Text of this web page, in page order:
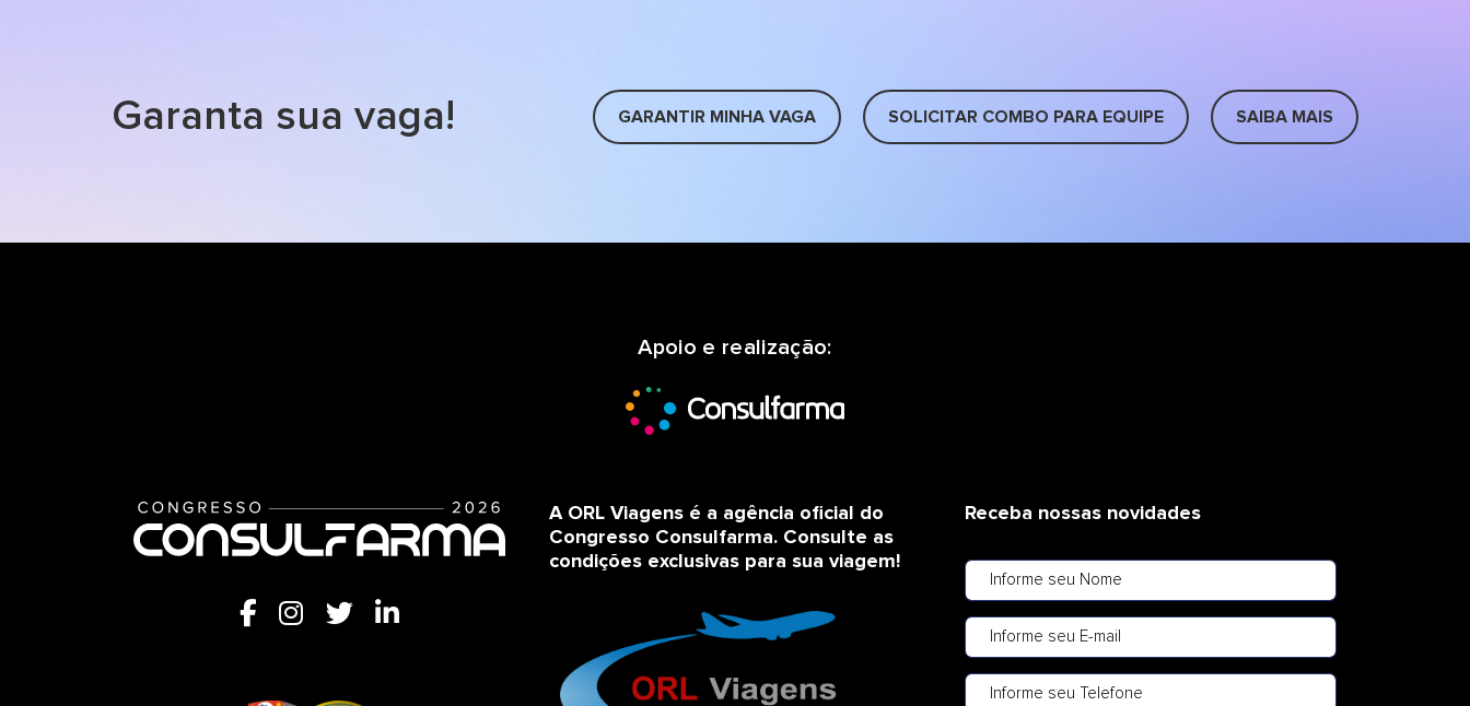
Garanta sua vaga! GARANTIR MINHA VAGA SOLICITAR COMBO PARA EQUIPE SAIBA MAIS
Apoio e realização:
A ORL Viagens é a agência oficial do
Congresso Consulfarma. Consulte as
condições exclusivas para sua viagem!
Receba nossas novidades